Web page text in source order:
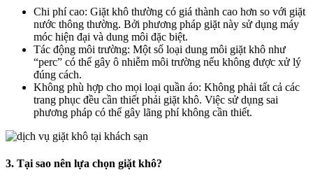
Chi phí cao: Giặt khô thường có giá thành cao hơn so với giặt
nước thông thường. Bởi phương pháp giặt này sử dụng máy
móc hiện đại và dung môi đặc biệt.
Tác động môi trường: Một số loại dung môi giặt khô như
“perc” có thể gây ô nhiễm môi trường nếu không được xử lý
đúng cách.
Không phù hợp cho mọi loại quần áo: Không phải tất cả các
trang phục đều cần thiết phải giặt khô. Việc sử dụng sai
phương pháp có thể gây lãng phí không cần thiết.
3. Tại sao nên lựa chọn giặt khô?